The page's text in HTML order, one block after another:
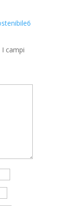
I campi